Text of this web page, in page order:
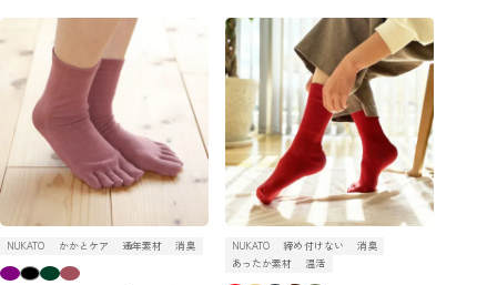
NUKATO かかとケア 通年素材 消臭 NUKATO 締め付けない
消臭
あったか素材
温活